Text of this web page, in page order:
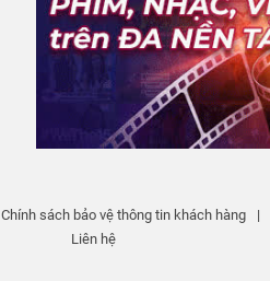
Chính sách bảo vệ thông tin khách hàng |
Liên hệ